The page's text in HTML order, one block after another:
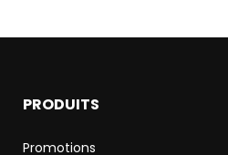
PRODUITS
Promotions